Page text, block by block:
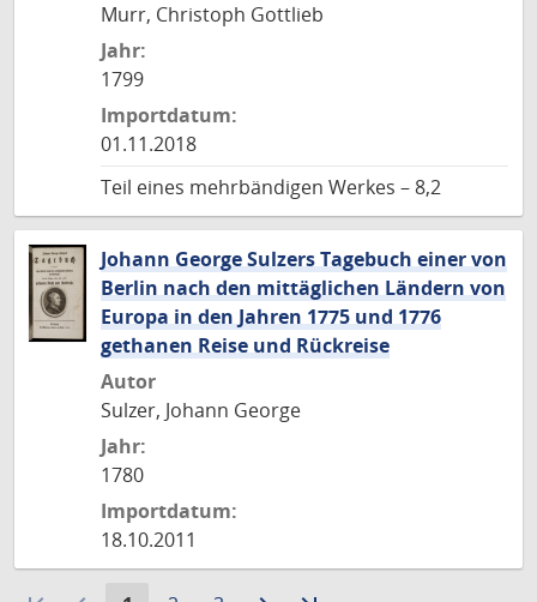
Murr, Christoph Gottlieb
Jahr:
1799
Importdatum:
01.11.2018
Teil eines mehrbändigen Werkes – 8,2
Johann George Sulzers Tagebuch einer von
Berlin nach den mittäglichen Ländern von
Europa in den Jahren 1775 und 1776
gethanen Reise und Rückreise
Autor
Sulzer, Johann George
Jahr:
1780
Importdatum:
18.10.2011